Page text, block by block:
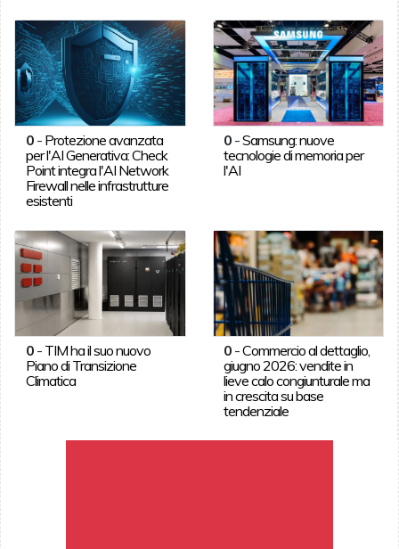
0- Protezione avanzata
per l'AI Generativa: Check
Point integra l'AI Network
Firewall nelle infrastrutture
esistenti
0 -Samsung: nuove
tecnologie di memoria per
l'AI
0- TIM ha il suo nuovo
Piano di Transizione
Climatica
0 -Commercio al dettaglio,
giugno 2026: vendite in
lieve calo congiunturale ma
in crescita su base
tendenziale